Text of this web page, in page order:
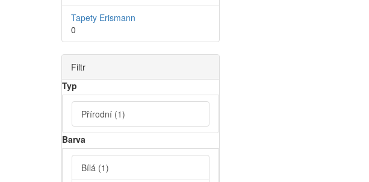
Tapety Erismann
0
Filtr
Typ
Přírodní (1)
Barva
Bílá (1)